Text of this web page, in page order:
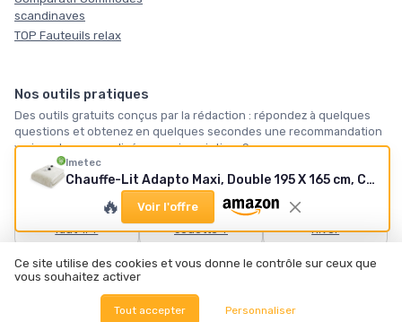
Imetec
Chauffe-Lit Adapto Maxi, Double 195 X 165 cm, Chauffage Rapide, Température Constante et Personnalisée, 100 % Laine et Mérinos, Double Commande, 6 Températures
🔥 Voir l'offre
scandinaves
TOP Fauteuils relax
Nos outils pratiques
Des outils gratuits conçus par la rédaction : répondez à quelques
questions et obtenez en quelques secondes une recommandation
vraiment personnalisée, sans inscription. Servez-vous.
🛏️
Quel matelas vous
faut-il ?
🪶
Quelle taille de
couette ?
❄️
Notre sélection
hiver
Tous les outils →
Ce site utilise des cookies et vous donne le contrôle sur ceux que
vous souhaitez activer
Tout accepter Personnaliser